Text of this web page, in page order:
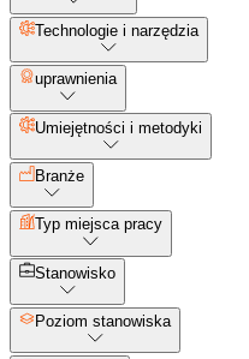
Technologie i narzędzia
uprawnienia
Umiejętności i metodyki
Branże
Typ miejsca pracy
Stanowisko
Poziom stanowiska